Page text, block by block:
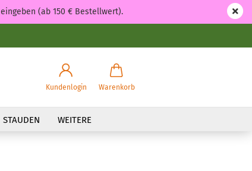
Kundenlogin Warenkorb
eingeben (ab 150 € Bestellwert).
STAUDEN WEITERE